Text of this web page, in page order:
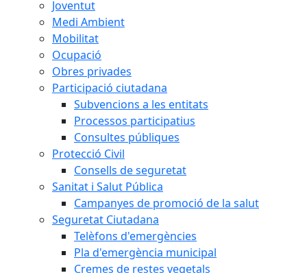
Joventut
Medi Ambient
Mobilitat
Ocupació
Obres privades
Participació ciutadana
Subvencions a les entitats
Processos participatius
Consultes públiques
Protecció Civil
Consells de seguretat
Sanitat i Salut Pública
Campanyes de promoció de la salut
Seguretat Ciutadana
Telèfons d'emergències
Pla d'emergència municipal
Cremes de restes vegetals